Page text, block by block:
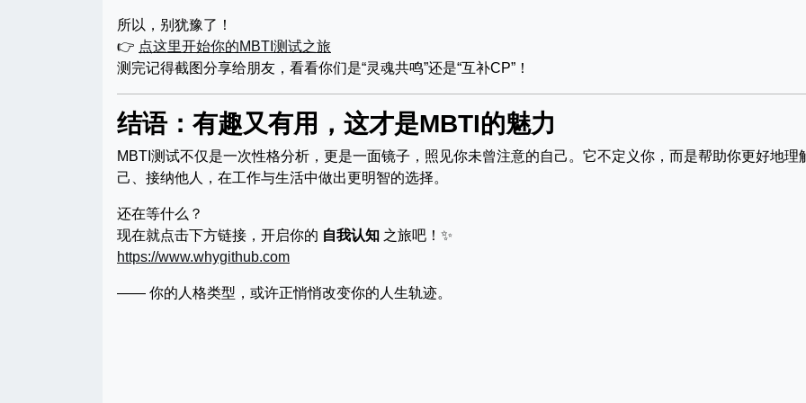
所以，别犹豫了！
👉 点这里开始你的MBTI测试之旅
测完记得截图分享给朋友，看看你们是“灵魂共鸣”还是“互补CP”！
结语：有趣又有用，这才是MBTI的魅力
MBTI测试不仅是一次性格分析，更是一面镜子，照见你未曾注意的自己。它不定义你，而是帮助你更好地理
己、接纳他人，在工作与生活中做出更明智的选择。
还在等什么？
现在就点击下方链接，开启你的 自我认知 之旅吧！✨
https://www.whygithub.com
—— 你的人格类型，或许正悄悄改变你的人生轨迹。